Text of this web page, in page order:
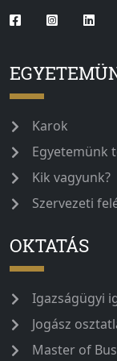
Karok
Egyetemünk
Kik vagyunk?
Szervezeti
OKTATÁS
Igazságügyi
Jogász
Master of